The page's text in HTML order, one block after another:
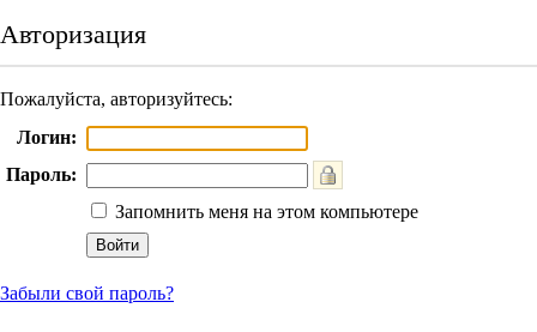
Авторизация
Пожалуйста, авторизуйтесь:
Логин:
Пароль:
Запомнить меня на этом компьютере
Забыли свой пароль?